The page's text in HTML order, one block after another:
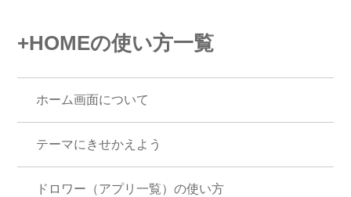
+HOMEの使い方一覧
ホーム画面について
テーマにきせかえよう
ドロワー（アプリ一覧）の使い方